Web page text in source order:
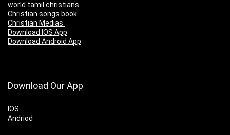
world tamil christians
Christian songs book
Christian Medias
Download IOS App
Download Android App
Download Our App
IOS
Andriod